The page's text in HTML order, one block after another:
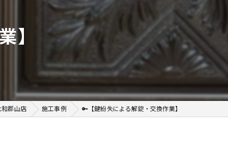
交換
作製
】
和郡山店 施工事例 🔑【鍵紛失による解錠・交換作業】